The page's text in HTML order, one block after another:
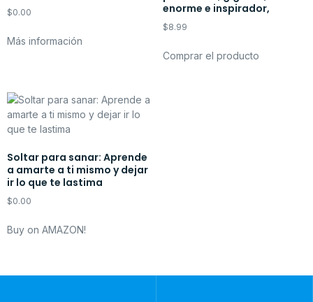
$0.00
Más información
enorme e inspirador,
$8.99
Comprar el producto
Soltar para sanar: Aprende
a amarte a ti mismo y dejar
ir lo que te lastima
$0.00
Buy on AMAZON!